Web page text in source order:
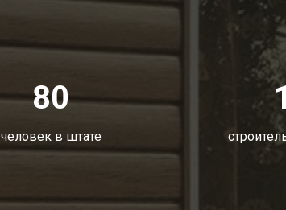
80
человек в штате